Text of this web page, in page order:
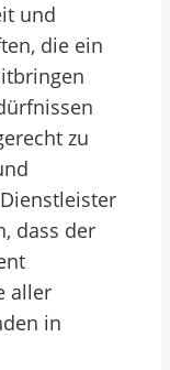
und
die ein
zu
dass der
aller
in